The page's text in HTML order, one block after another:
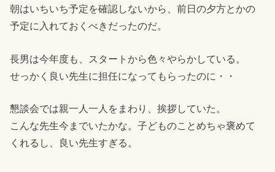
朝はいちいち予定を確認しないから、前日の夕方とかの
予定に入れておくべきだったのだ。
長男は今年度も、スタートから色々やらかしている。
せっかく良い先生に担任になってもらったのに・・
懇談会では親一人一人をまわり、挨拶していた。
こんな先生今までいたかな。子どものことめちゃ褒めて
くれるし、良い先生すぎる。